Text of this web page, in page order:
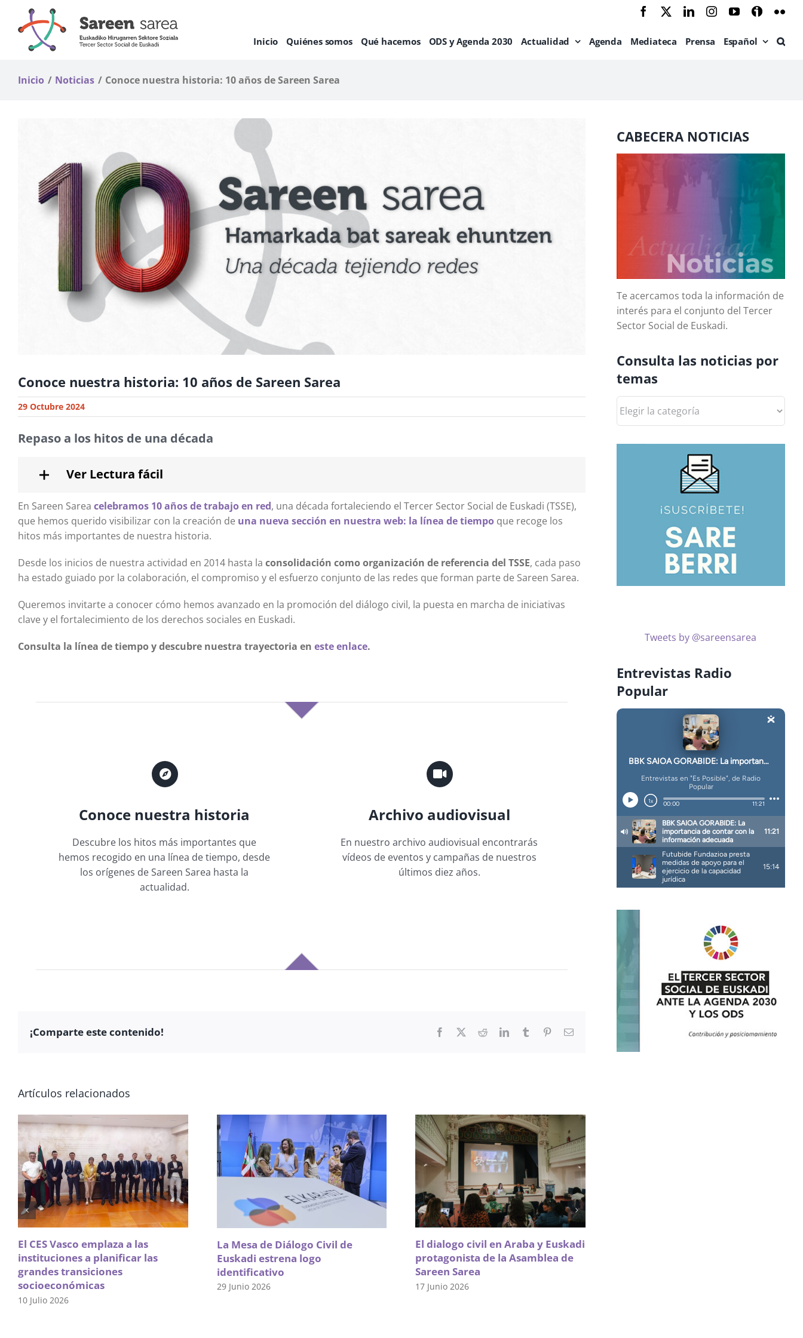
contenido
Facebook LinkedInInstagramYouTube
Ivoox
Inicio Quiénes somos Qué hacemos ODS y Agenda 2030 Actualidad Agenda Mediateca Prensa Español
Inicio Noticias Conoce nuestra historia: 10 años de Sareen Sarea
Conoce nuestra historia: 10 años de Sareen Sarea
29 Octubre 2024
Repaso a los hitos de una década
Ver Lectura fácil
En Sareen Sarea celebramos 10 años de trabajo en red, una década fortaleciendo el Tercer Sector Social de Euskadi (TSSE),
que hemos querido visibilizar con la creación de una nueva sección en nuestra web: la línea de tiempoque recoge los
hitos más importantes de nuestra historia.
Desde los inicios de nuestra actividad en 2014 hasta la consolidación como organización de referencia del TSSE, cada paso
ha estado guiado por la colaboración, el compromiso y el esfuerzo conjunto de las redes que forman parte de Sareen Sarea.
Queremos invitarte a conocer cómo hemos avanzado en la promoción del diálogo civil, la puesta en marcha de iniciativas
clave y el fortalecimiento de los derechos sociales en Euskadi.
Consulta la línea de tiempo y descubre nuestra trayectoria en este enlace.
Conoce nuestra historia
Descubre los hitos más importantes que
hemos recogido en una línea de tiempo, desde
los orígenes de Sareen Sarea hasta la
actualidad.
Archivo audiovisual
En nuestro archivo audiovisual encontrarás
vídeos de eventos y campañas de nuestros
últimos diez años.
¡Comparte este contenido! Facebook RedditLinkedInTumblr PinterestCorreo
Artículos relacionados
El CES Vasco emplaza a las
instituciones a planificar las
grandes transiciones
socioeconómicas
10 Julio 2026
La Mesa de Diálogo Civil de
Euskadi estrena logo
identificativo
29 Junio 2026
El dialogo civil en Araba y Euskadi
protagonista de la Asamblea de
Sareen Sarea
17 Junio 2026
CABECERA NOTICIAS
Te acercamos toda la información de
interés para el conjunto del Tercer
Sector Social de Euskadi.
Consulta las noticias por
temas
las
por
Tweets by @sareensarea
Entrevistas Radio
Popular